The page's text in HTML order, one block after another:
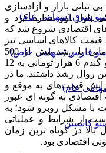
شرق (سهامی عام)
فارس (سهامی خاص)
عام)
کاسپین
ثباتی بازار و آزادسازی
بازار ارز اشاره کرد و
بنگاه‌های اقتصادی شروع شد که
حقوق 57 درصدی، قیمت کالاهای اساسی نیز
آزاد شد و به یکباره روغن 13 هزار تومانی با رشد بیش از 500
درصدی به حداقل 64 هزار تومان رسید و گندم 6 هزار تومانی به 12
همین روال رشد داشتند. ما در
قیمت‌های به موقع و
به گونه ای عبور
با مشکل روبرو شود؛ به
از شرایط و عملیاتی
در کوتاه ترین زمان
اقتصادی بود.